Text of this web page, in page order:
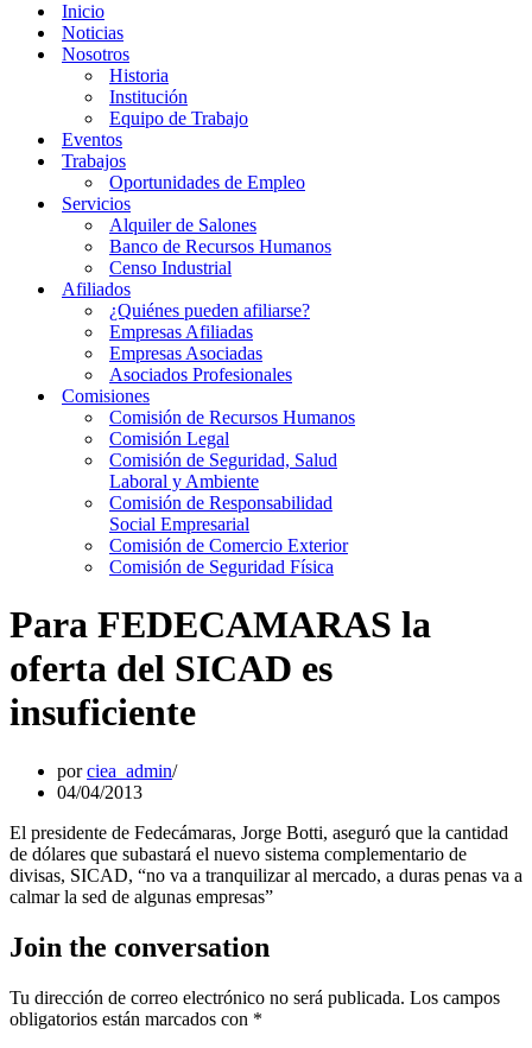
Inicio
Noticias
Nosotros
Historia
Institución
Equipo de Trabajo
Eventos
Trabajos
Oportunidades de Empleo
Servicios
Alquiler de Salones
Banco de Recursos Humanos
Censo Industrial
Afiliados
¿Quiénes pueden afiliarse?
Empresas Afiliadas
Empresas Asociadas
Asociados Profesionales
Comisiones
Comisión de Recursos Humanos
Comisión Legal
Comisión de Seguridad, Salud
Laboral y Ambiente
Comisión de Responsabilidad
Social Empresarial
Comisión de Comercio Exterior
Comisión de Seguridad Física
Para FEDECAMARAS la
oferta del SICAD es
insuficiente
porciea_admin
04/04/2013
El presidente de Fedecámaras, Jorge Botti, aseguró que la cantidad
de dólares que subastará el nuevo sistema complementario de
divisas, SICAD, “no va a tranquilizar al mercado, a duras penas va a
calmar la sed de algunas empresas”
Join the conversation
Tu dirección de correo electrónico no será publicada. Los campos
obligatorios están marcados con *